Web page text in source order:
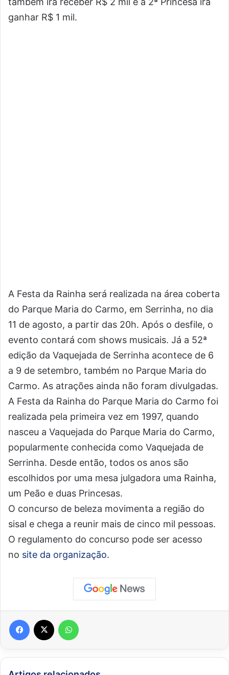
ganhar R$ 1 mil.
A Festa da Rainha será realizada na área coberta
do Parque Maria do Carmo, em Serrinha, no dia
11 de agosto, a partir das 20h. Após o desfile, o
evento contará com shows musicais. Já a 52ª
edição da Vaquejada de Serrinha acontece de 6
a 9 de setembro, também no Parque Maria do
Carmo. As atrações ainda não foram divulgadas.
A Festa da Rainha do Parque Maria do Carmo foi
realizada pela primeira vez em 1997, quando
nasceu a Vaquejada do Parque Maria do Carmo,
popularmente conhecida como Vaquejada de
Serrinha. Desde então, todos os anos são
escolhidos por uma mesa julgadora uma Rainha,
um Peão e duas Princesas.
O concurso de beleza movimenta a região do
sisal e chega a reunir mais de cinco mil pessoas.
O regulamento do concurso pode ser acesso
no site da organização.